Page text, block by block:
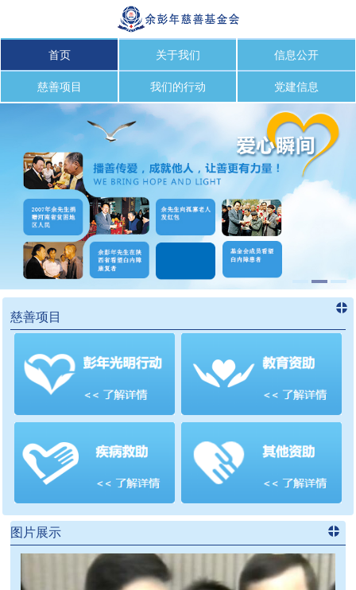
首页 关于我们 信息公开
慈善项目 我们的行动 党建信息
慈善项目
进入慈
>>
图片展示